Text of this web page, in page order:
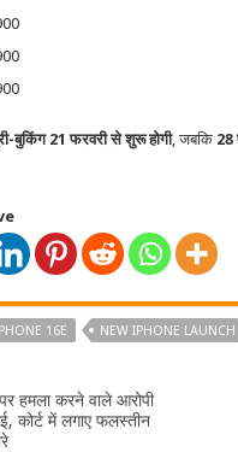
बुकिंग 21 फरवरी से शुरू होगी, जबकि 28
16E NEW IPHONE LAUNCH
हमला करने वाले आरोपी
कोर्ट में लगाए फलस्तीन